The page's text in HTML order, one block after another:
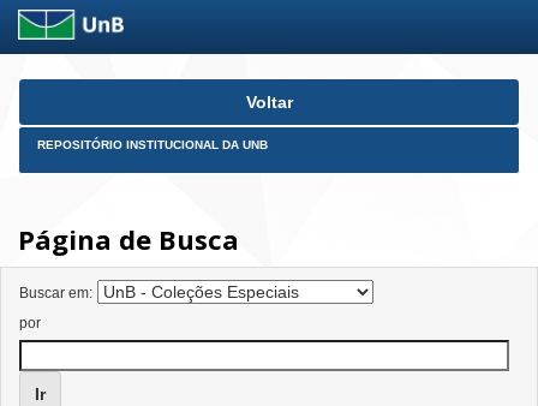
Skip
Voltar
REPOSITÓRIO INSTITUCIONAL DA UNB
Página de Busca
Buscar em:
por